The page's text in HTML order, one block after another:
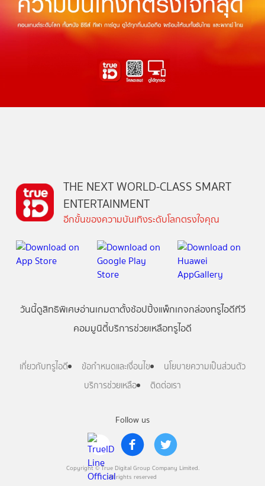
Follow us
Copyright © True Digital Group Company Limited.
All rights reserved
THE NEXT WORLD-CLASS SMART
ENTERTAINMENT
อีกขั้นของความบันเทิงระดับโลกตรงใจคุณ
วันนี้ดูสิทธิพิเศษอ่านเกมตาตั้งช้อปปิ้งแพ็กเกจกล่องทรูไอดีทีวี
คอมมูนิตี้บริการช่วยเหลือทรูไอดี
เกี่ยวกับทรูไอดี ข้อกำหนดและเงื่อนไข
นโยบายความเป็นส่วนตัว
บริการช่วยเหลือ
ติดต่อเรา